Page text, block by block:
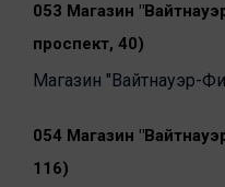
053 Магазин
проспект, 40)
Магазин "Вайтнауэр-
054 Магазин
116)